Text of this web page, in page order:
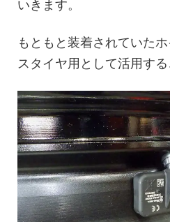
いきます。
もともと装着されていた
スタイヤ用として活用する